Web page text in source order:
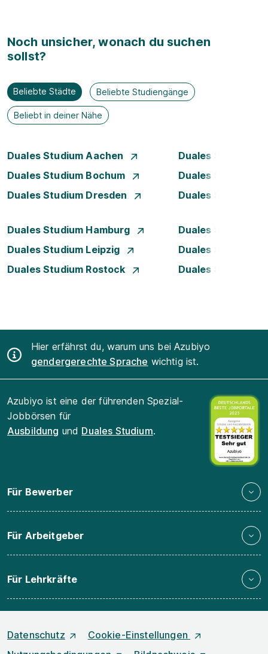
Noch unsicher, wonach du suchen
sollst?
Beliebte Städte Beliebte Studiengänge
Beliebt in deiner Nähe
Duales Studium Aachen
Duales Studium
Duales Studium Bochum
Duales Studium
Duales Studium Dresden
Duales Studium
Duales Studium Hamburg
Duales Studium
Duales Studium Leipzig
Duales Studium
Duales Studium Rostock
Duales Studium
Hier erfährst du, warum uns bei Azubiyo
gendergerechte Sprache wichtig ist.
Azubiyo ist eine der führenden Spezial-
Jobbörsen für
Ausbildung und Duales Studium.
Für Bewerber
Für Arbeitgeber
Für Lehrkräfte
Datenschutz
Cookie-Einstellungen